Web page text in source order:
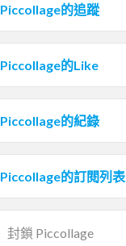
Piccollage的追蹤
Piccollage的Like
Piccollage的紀錄
Piccollage的訂閱列表
封鎖 Piccollage